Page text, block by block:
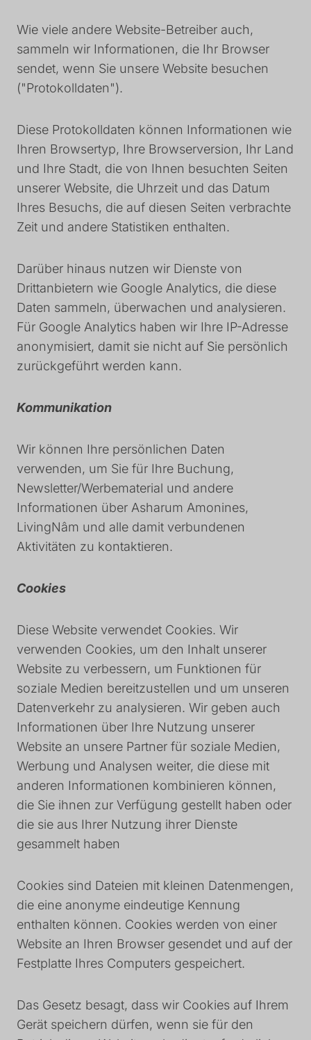
Wie viele andere Website-Betreiber auch,
sammeln wir Informationen, die Ihr Browser
sendet, wenn Sie unsere Website besuchen
("Protokolldaten").
Diese Protokolldaten können Informationen wie
Ihren Browsertyp, Ihre Browserversion, Ihr Land
und Ihre Stadt, die von Ihnen besuchten Seiten
unserer Website, die Uhrzeit und das Datum
Ihres Besuchs, die auf diesen Seiten verbrachte
Zeit und andere Statistiken enthalten.
Darüber hinaus nutzen wir Dienste von
Drittanbietern wie Google Analytics, die diese
Daten sammeln, überwachen und analysieren.
Für Google Analytics haben wir Ihre IP-Adresse
anonymisiert, damit sie nicht auf Sie persönlich
zurückgeführt werden kann.
Kommunikation
Wir können Ihre persönlichen Daten
verwenden, um Sie für Ihre Buchung,
Newsletter/Werbematerial und andere
Informationen über Asharum Amonines,
LivingNâm und alle damit verbundenen
Aktivitäten zu kontaktieren.
Cookies
Diese Website verwendet Cookies. Wir
verwenden Cookies, um den Inhalt unserer
Website zu verbessern, um Funktionen für
soziale Medien bereitzustellen und um unseren
Datenverkehr zu analysieren. Wir geben auch
Informationen über Ihre Nutzung unserer
Website an unsere Partner für soziale Medien,
Werbung und Analysen weiter, die diese mit
anderen Informationen kombinieren können,
die Sie ihnen zur Verfügung gestellt haben oder
die sie aus Ihrer Nutzung ihrer Dienste
gesammelt haben
Cookies sind Dateien mit kleinen Datenmengen,
die eine anonyme eindeutige Kennung
enthalten können. Cookies werden von einer
Website an Ihren Browser gesendet und auf der
Festplatte Ihres Computers gespeichert.
Das Gesetz besagt, dass wir Cookies auf Ihrem
Gerät speichern dürfen, wenn sie für den